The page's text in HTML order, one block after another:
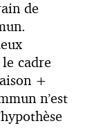
de
cadre
+
n’est